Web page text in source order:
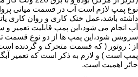
نوع پمپ لازم است آب در قسمت میانی
داشته باشد،عمل خنک کاری و روان کاری
آب انجام می شود،این پمپ قابلیت تعمیر و
سرویس شود،این پمپ ها از دو نوع قسمت
از : روتور ( که قسمت متحرک و گردنده است
پمپ است ) و لازم به ذکر است که تعمیر
حائز اهمیت است.